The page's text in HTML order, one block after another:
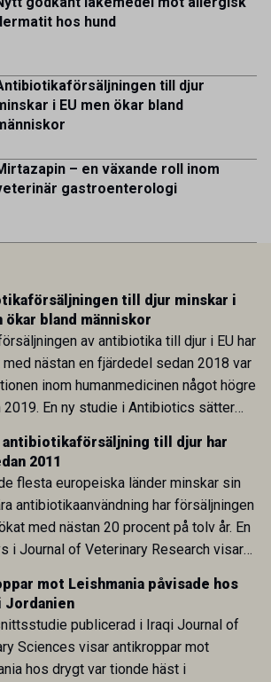
hos hund
till djur
i EU men ökar bland
– en växande roll inom
gastroenterologi
till djur minskar i
ökar bland människor
av antibiotika till djur i EU har
nästan en fjärdedel sedan 2018 var
inom humanmedicinen något högre
2019. En ny studie i Antibiotics sätter
inom de båda sektorerna sida vid
pekar på en obalans i EU:s One Health-
antibiotikaförsäljning till djur har
2011
flesta europeiska länder minskar sin
antibiotikaanvändning har försäljningen
med nästan 20 procent på tolv år. En
i Journal of Veterinary Research visar
mot lågförbrukarländer som
fortsatt stor.
mot Leishmania påvisade hos
Jordanien
publicerad i Iraqi Journal of
Sciences visar antikroppar mot
hos drygt var tionde häst i